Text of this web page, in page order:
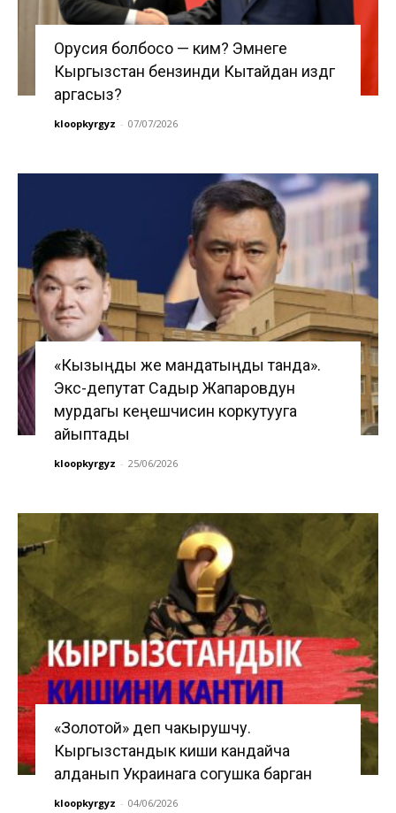
Орусия болбосо — ким? Эмнеге
Кыргызстан бензинди Кытайдан издөөгө
аргасыз?
kloopkyrgyz - 07/07/2026
«Кызыңды же мандатыңды танда».
Экс-депутат Садыр Жапаровдун
мурдагы кеңешчисин коркутууга
айыптады
kloopkyrgyz - 25/06/2026
«Золотой» деп чакырушчу.
Кыргызстандык киши кандайча
алданып Украинага согушка барган
kloopkyrgyz - 04/06/2026